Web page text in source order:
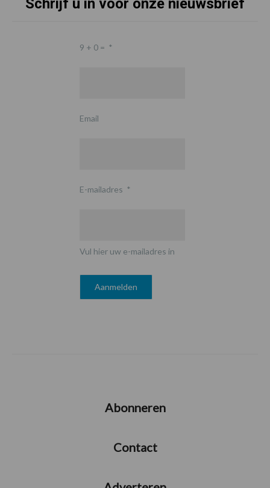
Schrijf u in voor onze nieuwsbrief
9 + 0 = *
Email
E-mailadres *
Vul hier uw e-mailadres in
Abonneren
Contact